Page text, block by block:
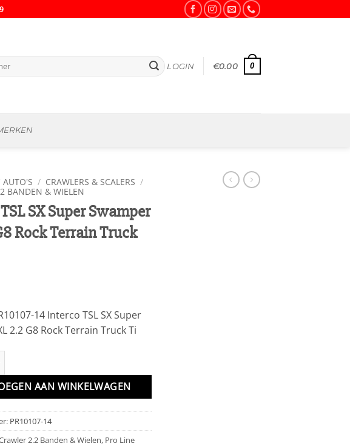
LOGIN €0.00 0
AUTO'S / CRAWLERS & SCALERS /
BANDEN & WIELEN
SX Super Swamper
Rock Terrain Truck
14 Interco TSL SX Super
2.2 G8 Rock Terrain Truck Ti
Super Swamper XL 2.2 G8 Rock Terrain Truck Ti aantal
AAN WINKELWAGEN
PR10107-14
2.2 Banden & Wielen, Pro Line